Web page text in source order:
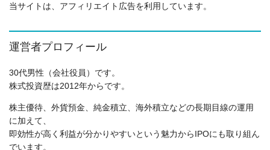
当サイトは、アフィリエイト広告を利用しています。
運営者プロフィール
30代男性（会社役員）です。
株式投資歴は2012年からです。
株主優待、外貨預金、純金積立、海外積立などの長期目線の運用
に加えて、
即効性が高く利益が分かりやすいという魅力からIPOにも取り組ん
でいます。